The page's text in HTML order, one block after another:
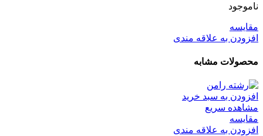
ناموجود
مقایسه
افزودن به علاقه مندی
محصولات مشابه
افزودن به سبد خرید
مشاهده سریع
مقایسه
افزودن به علاقه مندی